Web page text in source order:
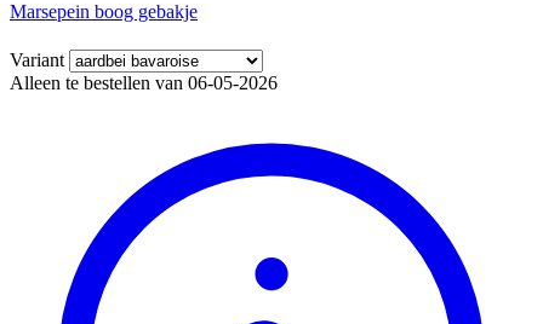
Marsepein boog gebakje
Variant
Alleen te bestellen van 06-05-2026